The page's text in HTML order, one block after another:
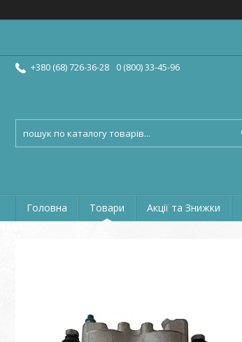
+380 (68) 726-36-28 0 (800) 33-45-96
Головна Товари Акції та Знижки